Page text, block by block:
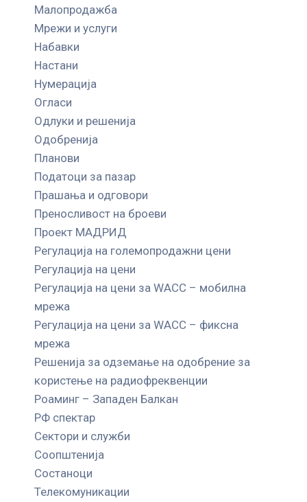
Малопродажба
Мрежи и услуги
Набавки
Настани
Нумерација
Огласи
Одлуки и решенија
Одобренија
Планови
Податоци за пазар
Прашања и одговори
Преносливост на броеви
Проект МАДРИД
Регулација на големопродажни цени
Регулација на цени
Регулација на цени за WACC – мобилна
мрежа
Регулација на цени за WACC – фиксна
мрежа
Решенија за одземање на одобрение за
користење на радиофреквенции
Роаминг – Западен Балкан
РФ спектар
Сектори и служби
Соопштенија
Состаноци
Телекомуникации